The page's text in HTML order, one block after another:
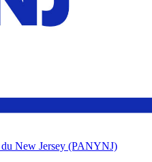
New Jersey (PANYNJ)